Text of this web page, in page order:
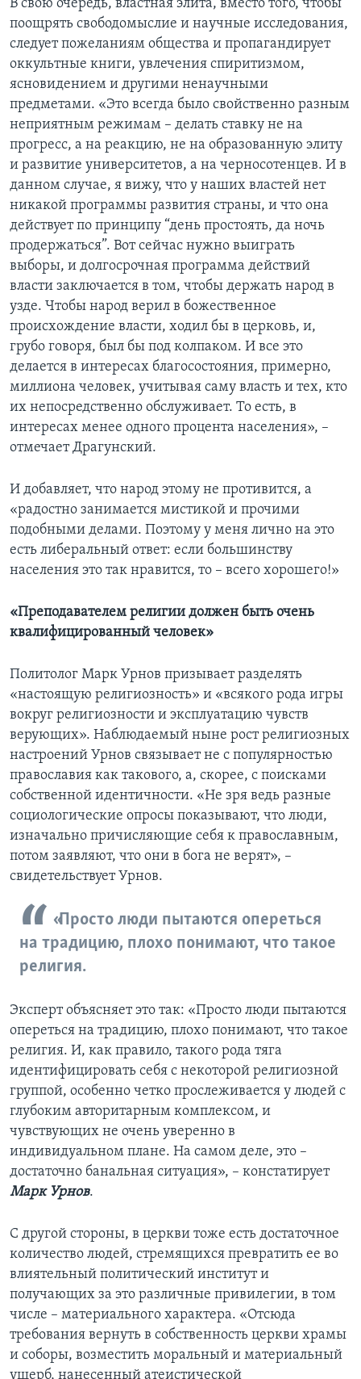
В свою очередь, властная элита, вместо того, чтобы
поощрять свободомыслие и научные исследования,
следует пожеланиям общества и пропагандирует
оккультные книги, увлечения спиритизмом,
ясновидением и другими ненаучными
предметами. «Это всегда было свойственно разным
неприятным режимам – делать ставку не на
прогресс, а на реакцию, не на образованную элиту
и развитие университетов, а на черносотенцев. И в
данном случае, я вижу, что у наших властей нет
никакой программы развития страны, и что она
действует по принципу “день простоять, да ночь
продержаться”. Вот сейчас нужно выиграть
выборы, и долгосрочная программа действий
власти заключается в том, чтобы держать народ в
узде. Чтобы народ верил в божественное
происхождение власти, ходил бы в церковь, и,
грубо говоря, был бы под колпаком. И все это
делается в интересах благосостояния, примерно,
миллиона человек, учитывая саму власть и тех, кто
их непосредственно обслуживает. То есть, в
интересах менее одного процента населения», –
отмечает Драгунский.
И добавляет, что народ этому не противится, а
«радостно занимается мистикой и прочими
подобными делами. Поэтому у меня лично на это
есть либеральный ответ: если большинству
населения это так нравится, то – всего хорошего!»
«Преподавателем религии должен быть очень
квалифицированный человек»
Политолог Марк Урнов призывает разделять
«настоящую религиозность» и «всякого рода игры
вокруг религиозности и эксплуатацию чувств
верующих». Наблюдаемый ныне рост религиозных
настроений Урнов связывает не с популярностью
православия как такового, а, скорее, с поисками
собственной идентичности. «Не зря ведь разные
социологические опросы показывают, что люди,
изначально причисляющие себя к православным,
потом заявляют, что они в бога не верят», –
свидетельствует Урнов.
«Просто люди пытаются опереться
на традицию, плохо понимают, что такое
религия.
Эксперт объясняет это так: «Просто люди пытаются
опереться на традицию, плохо понимают, что такое
религия. И, как правило, такого рода тяга
идентифицировать себя с некоторой религиозной
группой, особенно четко прослеживается у людей с
глубоким авторитарным комплексом, и
чувствующих не очень уверенно в
индивидуальном плане. На самом деле, это –
достаточно банальная ситуация», – констатирует
Марк Урнов.
С другой стороны, в церкви тоже есть достаточное
количество людей, стремящихся превратить ее во
влиятельный политический институт и
получающих за это различные привилегии, в том
числе – материального характера. «Отсюда
требования вернуть в собственность церкви храмы
и соборы, возместить моральный и материальный
ущерб, нанесенный атеистической